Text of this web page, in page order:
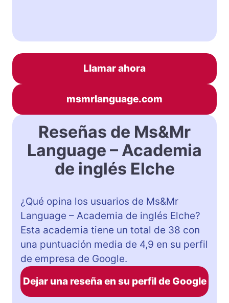
Llamar ahora
msmrlanguage.com
Reseñas de Ms&Mr
Language – Academia
de inglés Elche
¿Qué opina los usuarios de Ms&Mr
Language – Academia de inglés Elche?
Esta academia tiene un total de 38 con
una puntuación media de 4,9 en su perfil
de empresa de Google.
Dejar una reseña en su perfil de Google